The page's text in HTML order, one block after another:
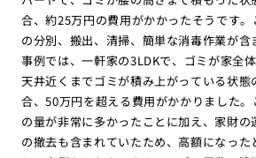
合、約25万円の費用がかかったそうです
の分別、搬出、清掃、簡単な消毒作業が含
事例では、一軒家の3LDKで、ゴミが家全
天井近くまでゴミが積み上がっている状
合、50万円を超える費用がかかりました
の量が非常に多かったことに加え、家財の
の撤去も含まれていたため、高額になっ